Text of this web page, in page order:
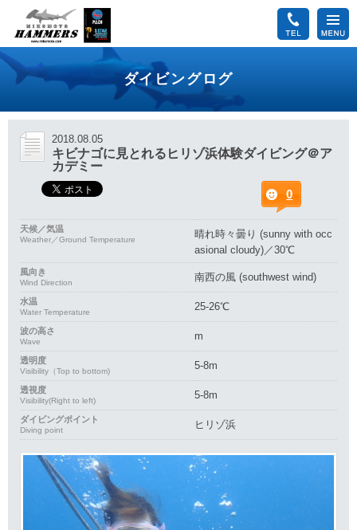
ダイビングログ
キビナゴに見とれるヒリゾ浜体験ダイビング＠ア
カデミー
2018.08.05
0
天候／気温
Weather／Ground Temperature
晴れ時々曇り (sunny with occ
asional cloudy)／30℃
風向き
Wind Direction 南西の風 (southwest wind)
水温
Water Temperature 25-26℃
波の高さ
Wave m
透明度
Visibility（Top to bottom) 5-8m
透視度
Visibility(Right to left) 5-8m
ダイビングポイント
Diving point ヒリゾ浜